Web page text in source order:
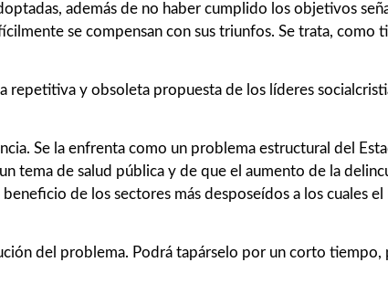
además de no haber cumplido los objetivos
se compensan con sus triunfos. Se trata, como
repetitiva y obsoleta propuesta de los líderes
Se la enfrenta como un problema estructural del
tema de salud pública y de que el aumento de la
de los sectores más desposeídos a los cuales
del problema. Podrá tapárselo por un corto